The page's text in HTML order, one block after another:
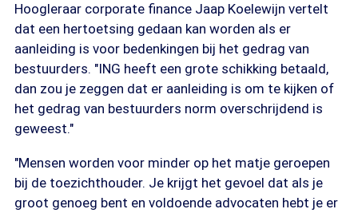
Hoogleraar corporate finance Jaap Koelewijn vertelt
dat een hertoetsing gedaan kan worden als er
aanleiding is voor bedenkingen bij het gedrag van
bestuurders. "ING heeft een grote schikking betaald,
dan zou je zeggen dat er aanleiding is om te kijken of
het gedrag van bestuurders norm overschrijdend is
geweest."
"Mensen worden voor minder op het matje geroepen
bij de toezichthouder. Je krijgt het gevoel dat als je
groot genoeg bent en voldoende advocaten hebt je er